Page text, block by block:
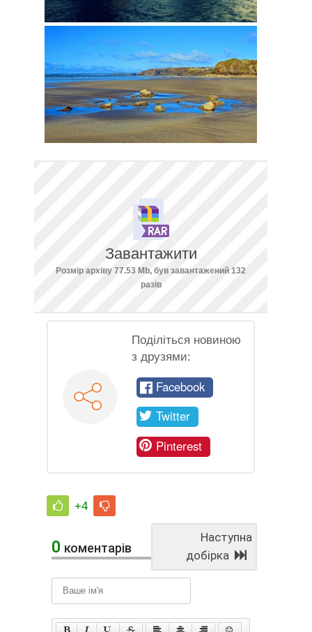
Завантажити
Розмір архіву 77.53 Mb, був завантажений 132
разів
Поділіться новиною
з друзями:
Facebook
Twitter
Pinterest
+4
Наступна
добірка
0 коментарів